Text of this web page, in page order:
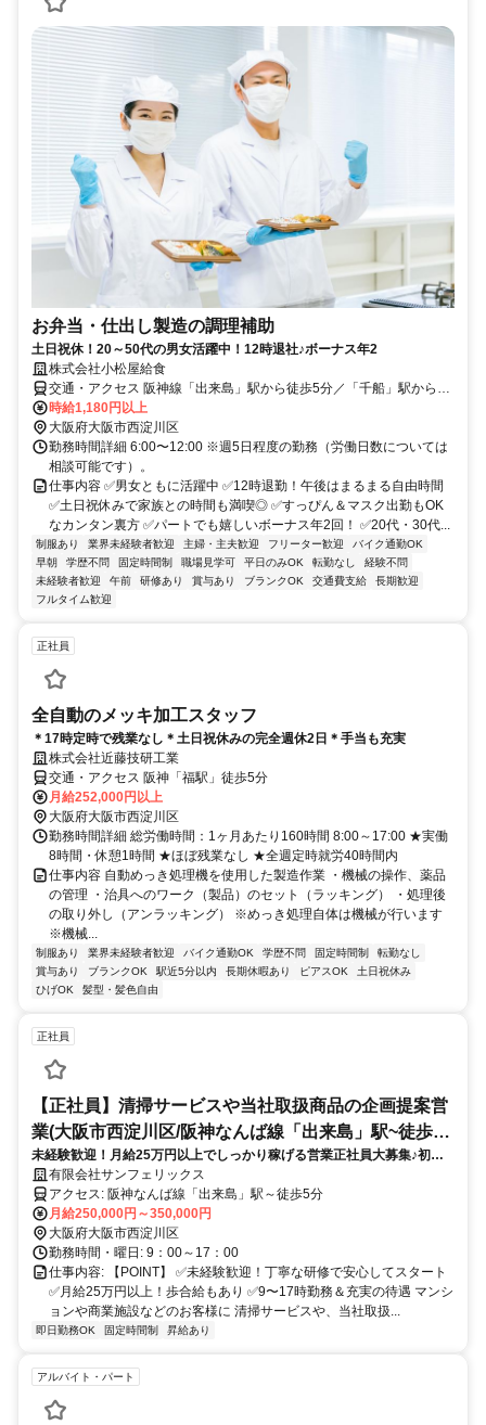
お弁当・仕出し製造の調理補助
土日祝休！20～50代の男女活躍中！12時退社♪ボーナス年2
株式会社小松屋給食
交通・アクセス 阪神線「出来島」駅から徒歩5分／「千船」駅から徒
歩7分
時給1,180円以上
大阪府大阪市西淀川区
勤務時間詳細 6:00〜12:00 ※週5日程度の勤務（労働日数については
相談可能です）。
仕事内容 ✅男女ともに活躍中 ✅12時退勤！午後はまるまる自由時間
✅土日祝休みで家族との時間も満喫◎ ✅すっぴん＆マスク出勤もOK
なカンタン裏方 ✅パートでも嬉しいボーナス年2回！ ✅20代・30代...
制服あり 業界未経験者歓迎 主婦・主夫歓迎 フリーター歓迎
バイク通勤OK
早朝
学歴不問 固定時間制 職場見学可 平日のみOK 転勤なし
経験不問
未経験者歓迎
午前 研修あり 賞与あり ブランクOK 交通費支給
長期歓迎
フルタイム歓迎
正社員
全自動のメッキ加工スタッフ
＊17時定時で残業なし＊土日祝休みの完全週休2日＊手当も充実
株式会社近藤技研工業
交通・アクセス 阪神「福駅」徒歩5分
月給252,000円以上
大阪府大阪市西淀川区
勤務時間詳細 総労働時間：1ヶ月あたり160時間 8:00～17:00 ★実働
8時間・休憩1時間 ★ほぼ残業なし ★全週定時就労40時間内
仕事内容 自動めっき処理機を使用した製造作業 ・機械の操作、薬品
の管理 ・治具へのワーク（製品）のセット（ラッキング） ・処理後
の取り外し（アンラッキング） ※めっき処理自体は機械が行います
※機械...
制服あり 業界未経験者歓迎 バイク通勤OK 学歴不問 固定時間制
転勤なし
賞与あり
ブランクOK 駅近5分以内 長期休暇あり ピアスOK
土日祝休み
ひげOK
髪型・髪色自由
正社員
【正社員】清掃サービスや当社取扱商品の企画提案営
業(大阪市西淀川区/阪神なんば線「出来島」駅~徒歩5
分)
未経験歓迎！月給25万円以上でしっかり稼げる営業正社員大募集♪初め
ての正社員デビューも応援★
有限会社サンフェリックス
アクセス: 阪神なんば線「出来島」駅～徒歩5分
月給250,000円～350,000円
大阪府大阪市西淀川区
勤務時間・曜日: 9：00～17：00
仕事内容: 【POINT】 ✅未経験歓迎！丁寧な研修で安心してスタート
✅月給25万円以上！歩合給もあり ✅9〜17時勤務＆充実の待遇 マンシ
ョンや商業施設などのお客様に 清掃サービスや、当社取扱...
即日勤務OK 固定時間制 昇給あり
アルバイト・パート